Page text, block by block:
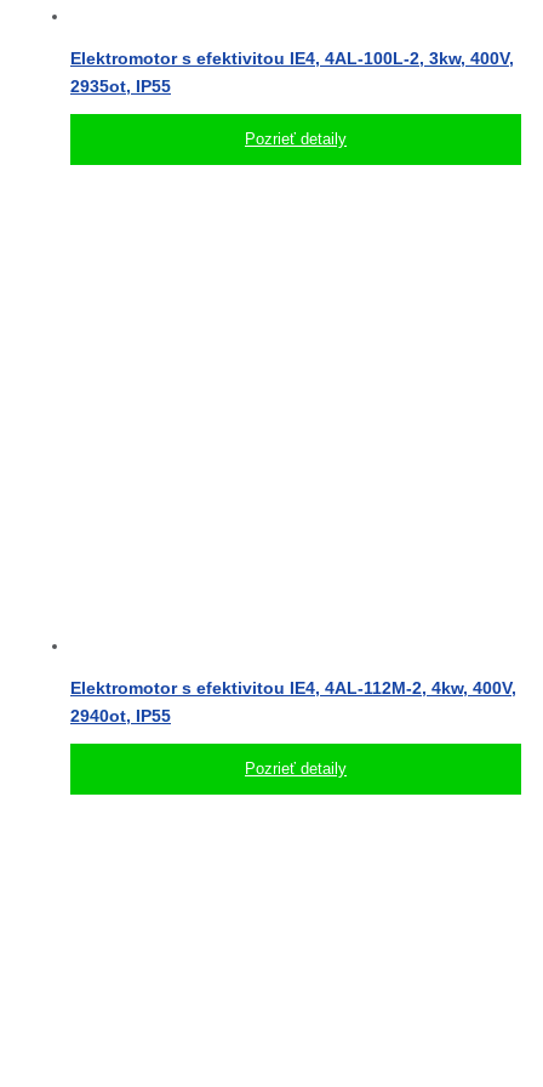
Elektromotor s efektivitou IE4, 4AL-100L-2, 3kw, 400V,
2935ot, IP55
Pozrieť detaily
Elektromotor s efektivitou IE4, 4AL-112M-2, 4kw, 400V,
2940ot, IP55
Pozrieť detaily